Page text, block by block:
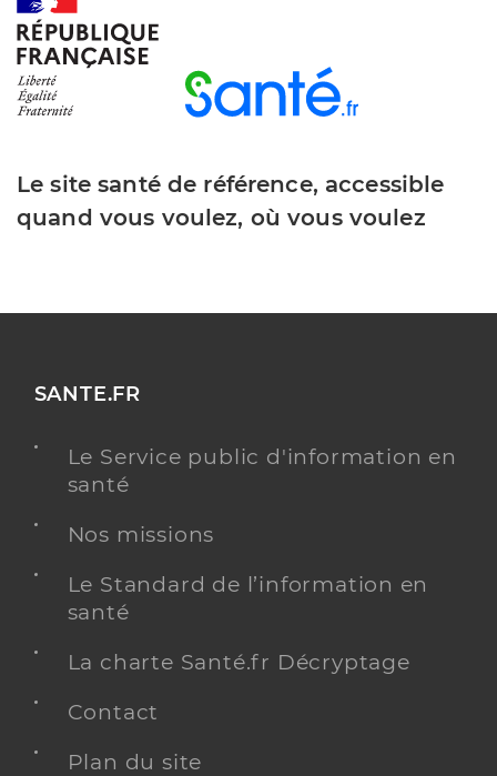
Dr Dervaux Helene
Spécialités
Type de convention
Conventionné
Le site santé de référence, accessible
quand vous voulez, où vous voulez
SANTE.FR
Le Service public d'information en
santé
Nos missions
Le Standard de l’information en
santé
La charte Santé.fr Décryptage
Contact
Plan du site